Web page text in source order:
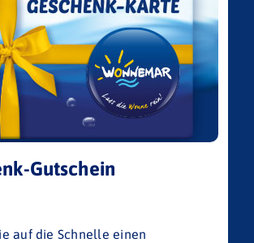
Gutschein
auf die Schnelle einen